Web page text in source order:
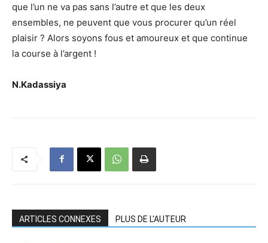
que l’un ne va pas sans l’autre et que les deux
ensembles, ne peuvent que vous procurer qu’un réel
plaisir ? Alors soyons fous et amoureux et que continue
la course à l’argent !
N.Kadassiya
ARTICLES CONNEXES PLUS DE L'AUTEUR